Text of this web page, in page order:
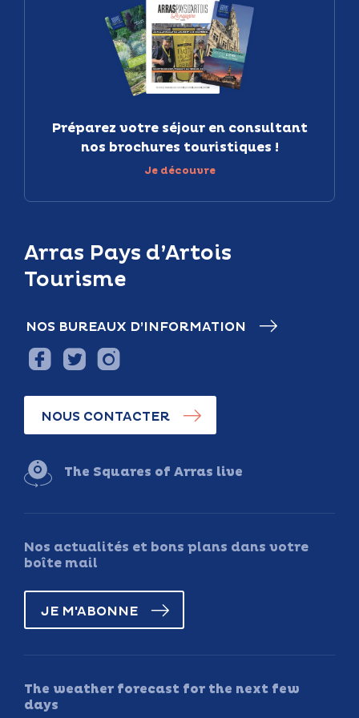
Arras Pays d’Artois
Tourisme
NOS BUREAUX D’INFORMATION
NOUS CONTACTER
The Squares of Arras live
Nos actualités et bons plans dans votre
boîte mail
JE M'ABONNE
The weather forecast for the next few
days
Préparez votre séjour en consultant
nos brochures touristiques !
Je découvre